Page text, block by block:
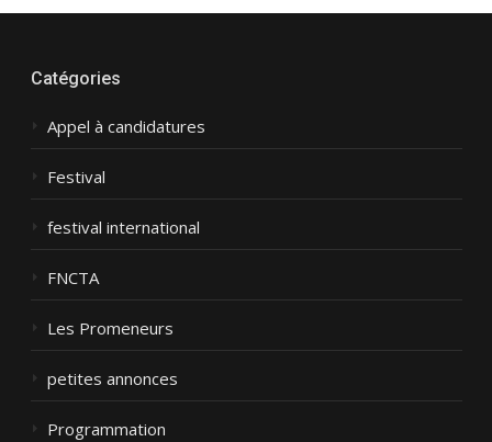
Catégories
Appel à candidatures
Festival
festival international
FNCTA
Les Promeneurs
petites annonces
Programmation